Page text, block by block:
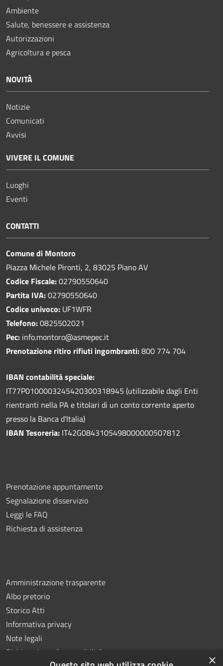
Ambiente
Salute, benessere e assistenza
Autorizzazioni
Agricoltura e pesca
NOVITÀ
Notizie
Comunicati
Avvisi
VIVERE IL COMUNE
Luoghi
Eventi
CONTATTI
Comune di Montoro
Piazza Michele Pironti, 2, 83025 Piano AV
Codice Fiscale:02790550640
Partita IVA:02790550640
Codice univoco: UF1WFR
Telefono:0825502021
Pec: info.montoro@asmepec.it
Prenotazione ritiro rifiuti ingombranti:800 774 704
IBAN contabilità speciale:
IT77P0100003245420300318945 (utilizzabile dagli Enti
rientranti nella PA e titolari di un conto corrente aperto
presso la Banca d'Italia)
IBAN Tesoreria: IT42G0843105498000000507812
Prenotazione appuntamento
Segnalazione disservizio
Leggi le FAQ
Richiesta di assistenza
Amministrazione trasparente
Albo pretorio
Storico Atti
Informativa privacy
Note legali
Dichiarazione di accessibilità
×